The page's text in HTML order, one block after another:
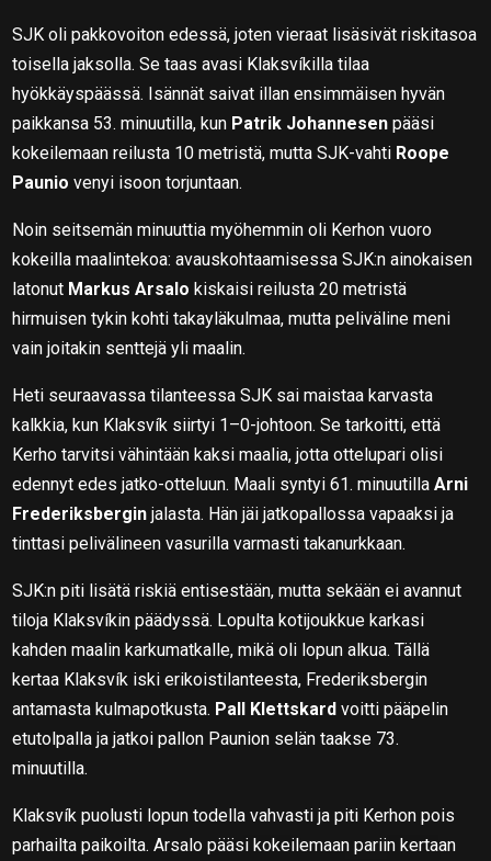
SJK oli pakkovoiton edessä, joten vieraat lisäsivät riskitasoa
toisella jaksolla. Se taas avasi Klaksvíkilla tilaa
hyökkäyspäässä. Isännät saivat illan ensimmäisen hyvän
paikkansa 53. minuutilla, kun Patrik Johannesen pääsi
kokeilemaan reilusta 10 metristä, mutta SJK-vahti Roope
Pauniovenyi isoon torjuntaan.
Noin seitsemän minuuttia myöhemmin oli Kerhon vuoro
kokeilla maalintekoa: avauskohtaamisessa SJK:n ainokaisen
latonut Markus Arsalo kiskaisi reilusta 20 metristä
hirmuisen tykin kohti takayläkulmaa, mutta peliväline meni
vain joitakin senttejä yli maalin.
Heti seuraavassa tilanteessa SJK sai maistaa karvasta
kalkkia, kun Klaksvík siirtyi 1–0-johtoon. Se tarkoitti, että
Kerho tarvitsi vähintään kaksi maalia, jotta ottelupari olisi
edennyt edes jatko-otteluun. Maali syntyi 61. minuutillaArni
Frederiksbergin jalasta. Hän jäi jatkopallossa vapaaksi ja
tinttasi pelivälineen vasurilla varmasti takanurkkaan.
SJK:n piti lisätä riskiä entisestään, mutta sekään ei avannut
tiloja Klaksvíkin päädyssä. Lopulta kotijoukkue karkasi
kahden maalin karkumatkalle, mikä oli lopun alkua. Tällä
kertaa Klaksvík iski erikoistilanteesta, Frederiksbergin
antamasta kulmapotkusta. Pall Klettskardvoitti pääpelin
etutolpalla ja jatkoi pallon Paunion selän taakse 73.
minuutilla.
Klaksvík puolusti lopun todella vahvasti ja piti Kerhon pois
parhailta paikoilta. Arsalo pääsi kokeilemaan pariin kertaan